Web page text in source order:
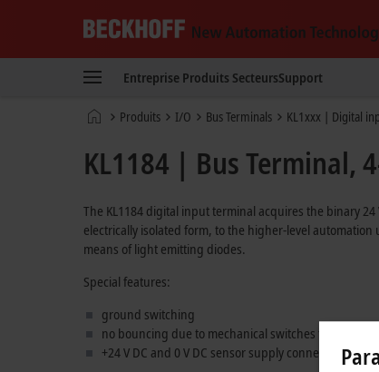
New
Technology
Entreprise Produits SecteursSupport
Page
Produits I/O Bus Terminals KL1xxx | Digital
KL1184 | Bus Terminal,
The KL1184 digital input terminal acquires the binary
electrically isolated form, to the higher-level
means of light emitting diodes.
Special features:
ground switching
no bouncing due to mechanical switches thanks to 3
+24 V DC and 0 V DC sensor supply connections